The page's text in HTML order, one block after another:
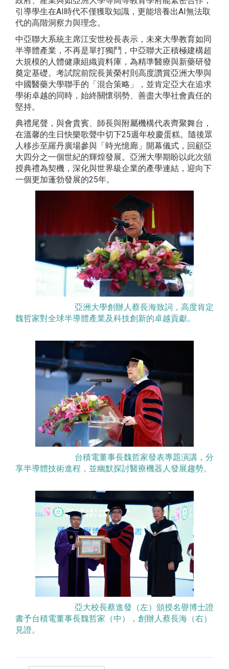
引導學生在AI時代不僅獲取知識，更能培養出AI無法取
代的高階洞察力與理念。
中亞聯大系統主席江安世校長表示，未來大學教育如同
半導體產業，不再是單打獨鬥，中亞聯大正積極建構超
大規模的人體健康組織資料庫，為精準醫療與新藥研發
奠定基礎。考試院前院長黃榮村則高度讚賞亞洲大學與
中國醫藥大學聯手的「混合策略」，並肯定亞大在追求
學術卓越的同時，始終關懷弱勢、善盡大學社會責任的
堅持。
典禮尾聲，與會貴賓、師長與附屬機構代表齊聚舞台，
在溫馨的生日快樂歌聲中切下25週年校慶蛋糕。隨後眾
人移步至羅丹廣場參與「時光憶廊」開幕儀式，回顧亞
大四分之一個世紀的輝煌發展。亞洲大學期盼以此次頒
授典禮為契機，深化與世界級企業的產學連結，迎向下
一個更加蓬勃發展的25年。
亞洲大學創辦人蔡長海致詞，高度肯定
魏哲家對全球半導體產業及科技創新的卓越貢獻。
台積電董事長魏哲家發表專題演講，分
享半導體技術進程，並幽默探討醫療機器人發展趨勢。
亞大校長蔡進發（左）頒授名譽博士證
書予台積電董事長魏哲家（中），創辦人蔡長海（右）
見證。